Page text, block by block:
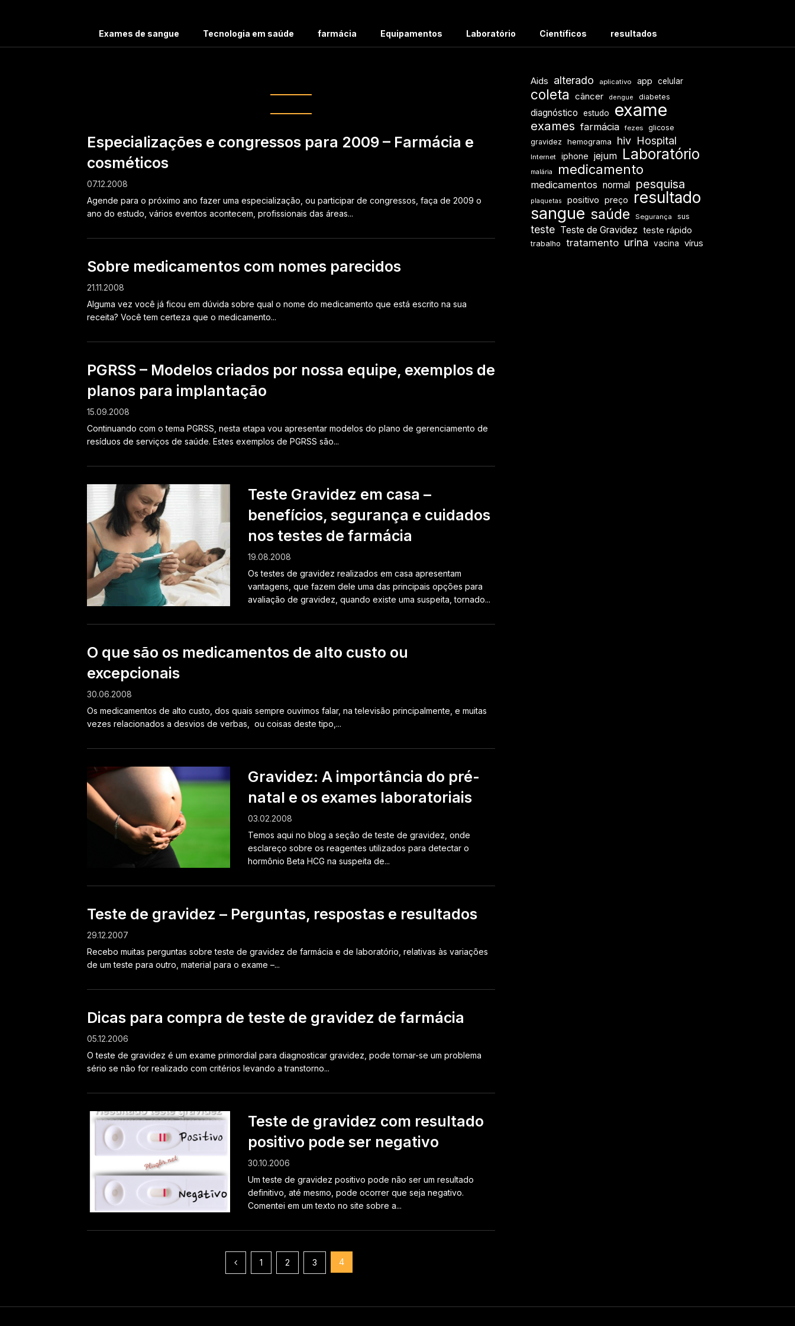
Exames de sangue Tecnologia em saúde farmácia Equipamentos Laboratório Científicos resultados
Especializações e congressos para 2009 – Farmácia e
cosméticos
07.12.2008
Agende para o próximo ano fazer uma especialização, ou participar de congressos, faça de 2009 o
ano do estudo, vários eventos acontecem, profissionais das áreas...
Sobre medicamentos com nomes parecidos
21.11.2008
Alguma vez você já ficou em dúvida sobre qual o nome do medicamento que está escrito na sua
receita? Você tem certeza que o medicamento...
PGRSS – Modelos criados por nossa equipe, exemplos de
planos para implantação
15.09.2008
Continuando com o tema PGRSS, nesta etapa vou apresentar modelos do plano de gerenciamento de
resíduos de serviços de saúde. Estes exemplos de PGRSS são...
Teste Gravidez em casa –
benefícios, segurança e cuidados
nos testes de farmácia
19.08.2008
Os testes de gravidez realizados em casa apresentam
vantagens, que fazem dele uma das principais opções para
avaliação de gravidez, quando existe uma suspeita, tornado...
O que são os medicamentos de alto custo ou
excepcionais
30.06.2008
Os medicamentos de alto custo, dos quais sempre ouvimos falar, na televisão principalmente, e muitas
vezes relacionados a desvios de verbas, ou coisas deste tipo,...
Gravidez: A importância do pré-
natal e os exames laboratoriais
03.02.2008
Temos aqui no blog a seção de teste de gravidez, onde
esclareço sobre os reagentes utilizados para detectar o
hormônio Beta HCG na suspeita de...
Teste de gravidez – Perguntas, respostas e resultados
29.12.2007
Recebo muitas perguntas sobre teste de gravidez de farmácia e de laboratório, relativas às variações
de um teste para outro, material para o exame –...
Dicas para compra de teste de gravidez de farmácia
05.12.2006
O teste de gravidez é um exame primordial para diagnosticar gravidez, pode tornar-se um problema
sério se não for realizado com critérios levando a transtorno...
Teste de gravidez com resultado
positivo pode ser negativo
30.10.2006
Um teste de gravidez positivo pode não ser um resultado
definitivo, até mesmo, pode ocorrer que seja negativo.
Comentei em um texto no site sobre a...
posts
1 2 3 4
Aids alterado aplicativo app celular
coleta câncer dengue diabetes
diagnóstico estudo exame
exames farmácia fezes
glicose
gravidez
hemograma hiv Hospital
Internet iphone jejum Laboratório
malária medicamento
medicamentos normal pesquisa
plaquetas positivo preço resultado
sangue saúde Segurança sus
teste Teste de Gravidez teste rápido
trabalho tratamento urina vacina vírus